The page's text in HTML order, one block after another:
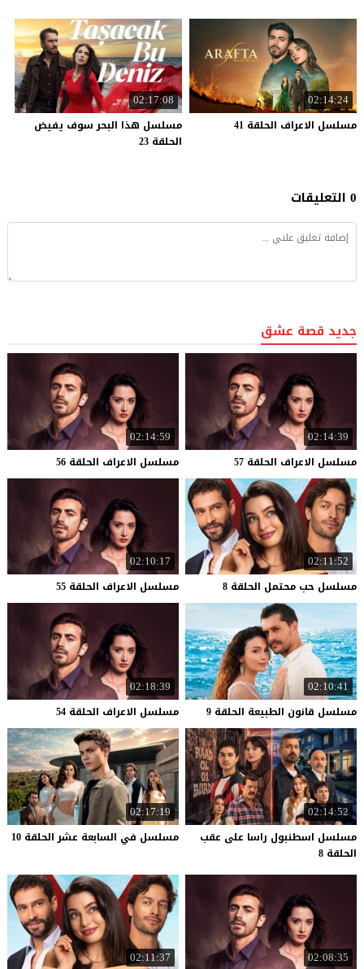
02:14:24
مسلسل الاعراف الحلقة 41
02:17:08
مسلسل هذا البحر سوف يفيض
الحلقة 23
0 التعليقات
جديد قصة عشق
02:14:39
مسلسل الاعراف الحلقة 57
02:14:59
مسلسل الاعراف الحلقة 56
02:11:52
مسلسل حب محتمل الحلقة 8
02:10:17
مسلسل الاعراف الحلقة 55
02:10:41
مسلسل قانون الطبيعة الحلقة 9
02:18:39
مسلسل الاعراف الحلقة 54
02:14:52
مسلسل اسطنبول راسا على عقب
الحلقة 8
02:17:19
مسلسل في السابعة عشر الحلقة 10
02:08:35
02:11:37